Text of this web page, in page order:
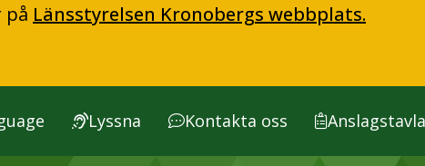
på Länsstyrelsen Kronobergs webbplats.
Lyssna Kontakta oss Anslagstavla